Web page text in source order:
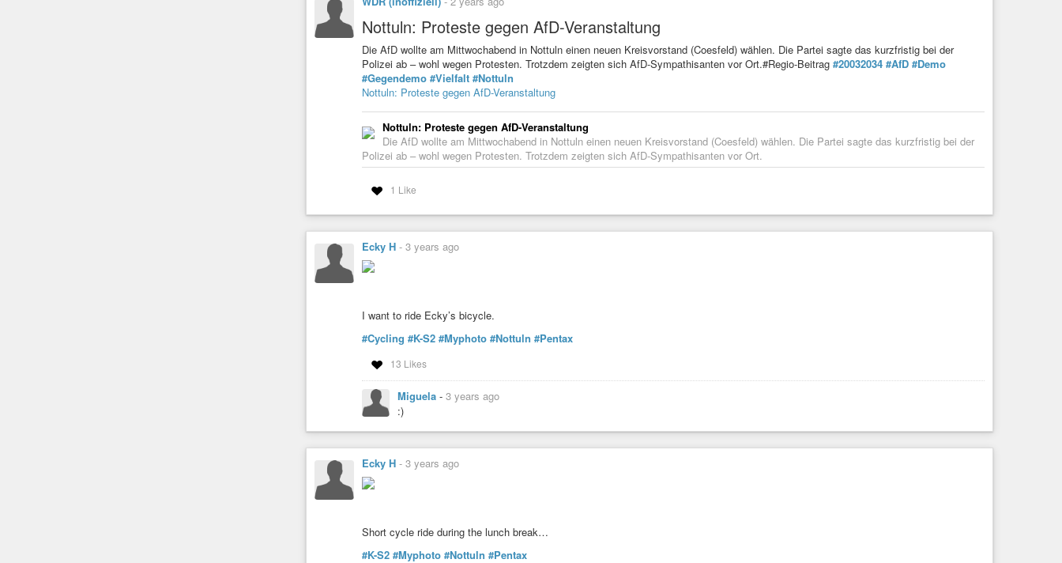
Nottuln: Proteste gegen AfD-Veranstaltung
Die AfD wollte am Mittwochabend in Nottuln einen neuen Kreisvorstand (Coesfeld) wählen. Die Partei sagte das kurzfristig bei der
Polizei ab – wohl wegen Protesten. Trotzdem zeigten sich AfD-Sympathisanten vor Ort.#Regio-Beitrag #20032034 #AfD #Demo
#Gegendemo #Vielfalt #Nottuln
Nottuln: Proteste gegen AfD-Veranstaltung
Nottuln: Proteste gegen AfD-Veranstaltung
Die AfD wollte am Mittwochabend in Nottuln einen neuen Kreisvorstand (Coesfeld) wählen. Die Partei sagte das kurzfristig bei der
Polizei ab – wohl wegen Protesten. Trotzdem zeigten sich AfD-Sympathisanten vor Ort.
1 Like
Ecky H - 3 years ago
I want to ride Ecky’s bicycle.
#Cycling #K-S2 #Myphoto #Nottuln #Pentax
13 Likes
Miguela - 3 years ago
:)
Ecky H - 3 years ago
Short cycle ride during the lunch break…
#K-S2 #Myphoto #Nottuln #Pentax